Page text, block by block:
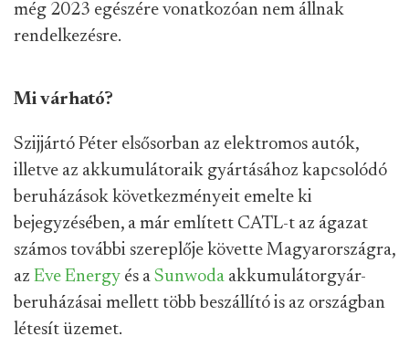
még 2023 egészére vonatkozóan nem állnak
rendelkezésre.
Mi várható?
Szijjártó Péter elsősorban az elektromos autók,
illetve az akkumulátoraik gyártásához kapcsolódó
beruházások következményeit emelte ki
bejegyzésében, a már említett CATL-t az ágazat
számos további szereplője követte Magyarországra,
az Eve Energy és a Sunwoda akkumulátorgyár-
beruházásai mellett több beszállító is az országban
létesít üzemet.